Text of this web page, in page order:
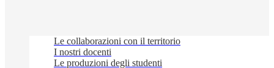
Le collaborazioni con il territorio
I nostri docenti
Le produzioni degli studenti